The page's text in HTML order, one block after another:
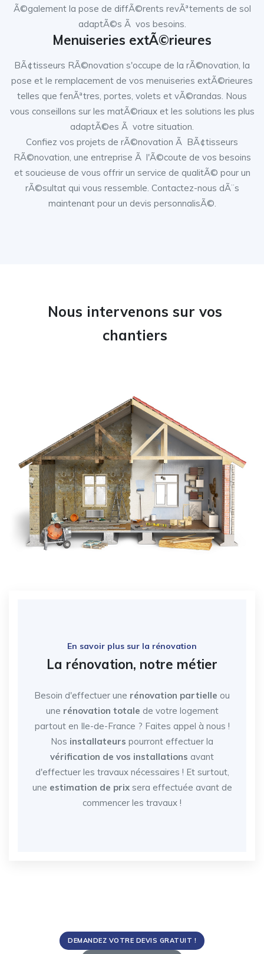
Ã©galement la pose de diffÃ©rents revÃªtements de sol
adaptÃ©s Ã vos besoins.
Menuiseries extÃ©rieures
BÃ¢tisseurs RÃ©novation s'occupe de la rÃ©novation, la
pose et le remplacement de vos menuiseries extÃ©rieures
telles que fenÃªtres, portes, volets et vÃ©randas. Nous
vous conseillons sur les matÃ©riaux et les solutions les plus
adaptÃ©es Ã votre situation.
Confiez vos projets de rÃ©novation Ã BÃ¢tisseurs
RÃ©novation, une entreprise Ã l'Ã©coute de vos besoins
et soucieuse de vous offrir un service de qualitÃ© pour un
rÃ©sultat qui vous ressemble. Contactez-nous dÃ¨s
maintenant pour un devis personnalisÃ©.
Nous intervenons sur vos
chantiers
En savoir plus sur la rénovation
La rénovation, notre métier
Besoin d'effectuer une rénovation partielle ou
une rénovation totale de votre logement
partout en Ile-de-France ? Faites appel à nous !
Nos installateurs pourront effectuer la
vérification de vos installations avant
d'effectuer les travaux nécessaires ! Et surtout,
une estimation de prixsera effectuée avant de
commencer les travaux !
DEMANDEZ VOTRE DEVIS GRATUIT !